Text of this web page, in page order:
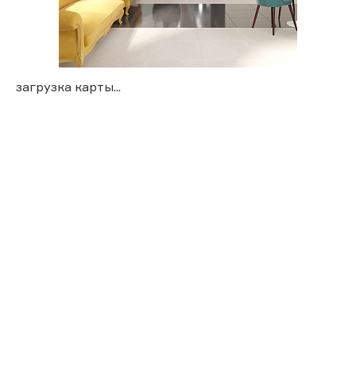
загрузка карты...